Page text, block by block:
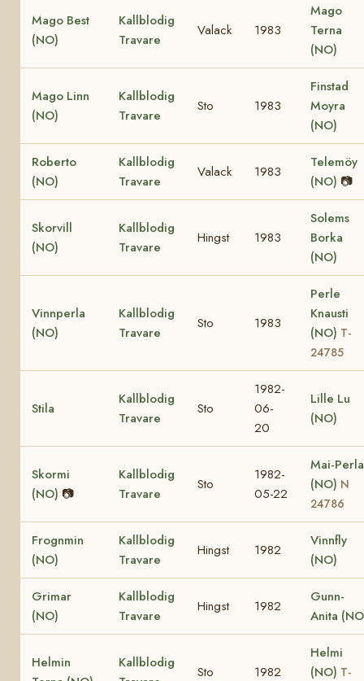
Mago Best
(NO)
Kallblodig
Travare
Valack 1983
Mago
Terna
(NO)
Mago Linn
(NO)
Kallblodig
Travare
Sto 1983
Finstad
Moyra
(NO)
Roberto
(NO)
Kallblodig
Travare
Valack 1983
Telemöy
(NO) 📷
Skorvill
(NO)
Kallblodig
Travare
Hingst 1983
Solems
Borka
(NO)
Vinnperla
(NO)
Kallblodig
Travare
Sto 1983
Perle
Knausti
(NO) T-
24785
Stila
Kallblodig
Travare
Sto
1982-
06-
20
Lille Lu
(NO)
Skormi
(NO) 📷
Kallblodig
Travare
Sto
1982-
05-22
Mai-Perla
(NO) N
24786
Frognmin
(NO)
Kallblodig
Travare
Hingst 1982
Vinnfly
(NO)
Grimar
(NO)
Kallblodig
Travare
Hingst 1982
Gunn-
Anita
Helmin
Kallblodig
Sto 1982
Helmi
(NO) T-